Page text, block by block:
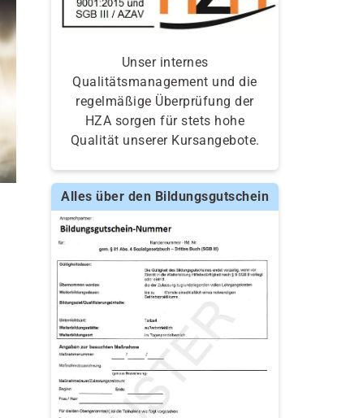
Unser internes
Qualitätsmanagement und die
regelmäßige Überprüfung der
HZA sorgen für stets hohe
Qualität unserer Kursangebote.
Alles über den Bildungsgutschein